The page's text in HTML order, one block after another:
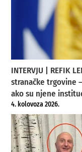
INTERVJU | REFIK
stranačke trgovine
ako su njene
4. kolovoza 2026.